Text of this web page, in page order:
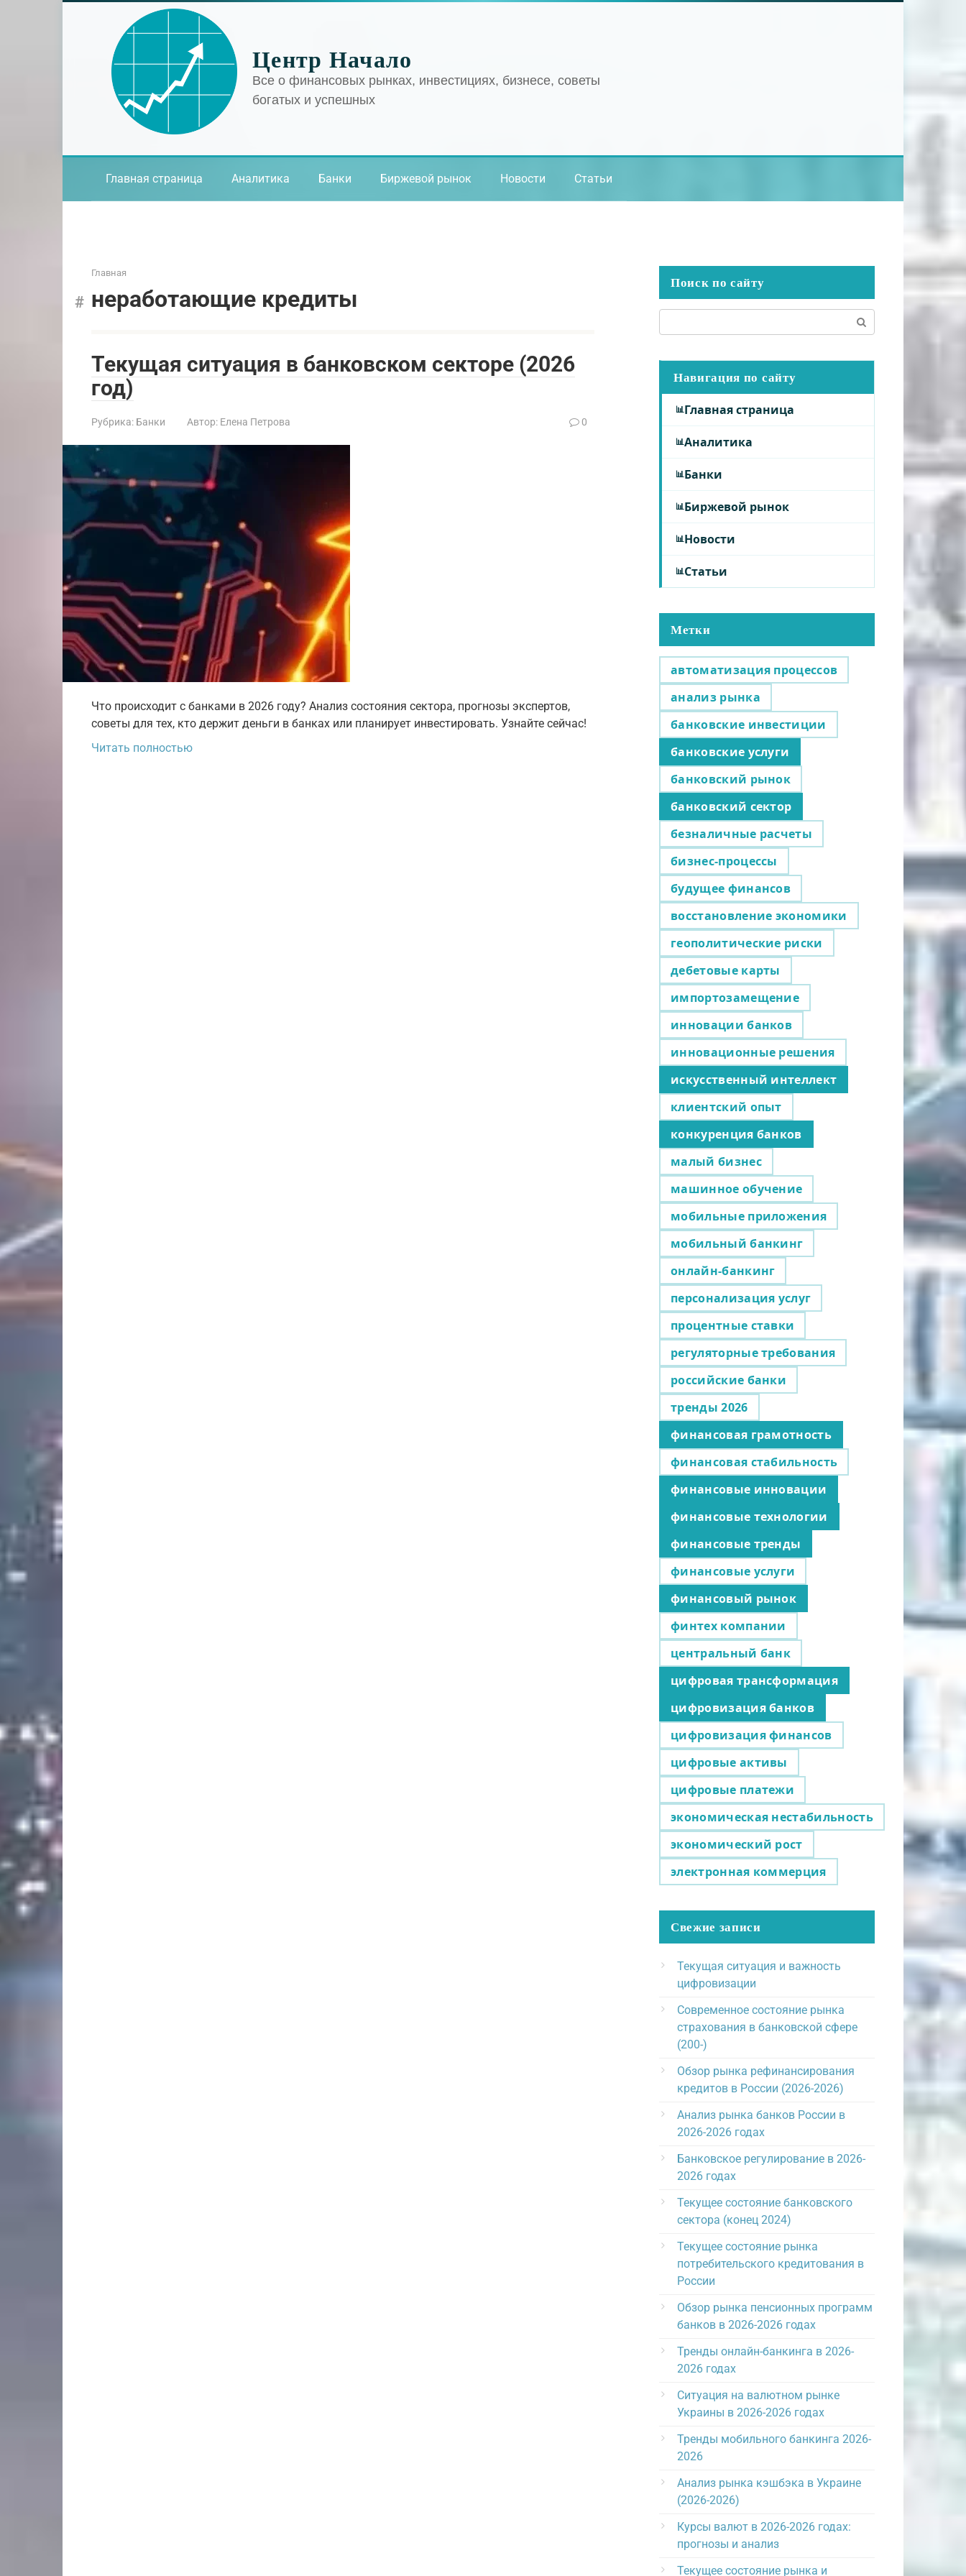
Центр Начало
Все о финансовых рынках, инвестициях, бизнесе, советы
богатых и успешных
Главная страница Аналитика Банки Биржевой рынок Новости Статьи
Главная
неработающие кредиты
Текущая ситуация в банковском секторе (2026
год)
Рубрика: Банки Автор: Елена Петрова 0
Что происходит с банками в 2026 году? Анализ состояния сектора, прогнозы экспертов,
советы для тех, кто держит деньги в банках или планирует инвестировать. Узнайте сейчас!
Читать полностью
Поиск по сайту
Навигация по сайту
Главная страница
Аналитика
Банки
Биржевой рынок
Новости
Статьи
Метки
автоматизация процессов
анализ рынка
банковские инвестиции
банковские услуги
банковский рынок
банковский сектор
безналичные расчеты
бизнес-процессы
будущее финансов
восстановление экономики
геополитические риски
дебетовые карты
импортозамещение
инновации банков
инновационные решения
искусственный интеллект
клиентский опыт
конкуренция банков
малый бизнес
машинное обучение
мобильные приложения
мобильный банкинг
онлайн-банкинг
персонализация услуг
процентные ставки
регуляторные требования
российские банки
тренды 2026
финансовая грамотность
финансовая стабильность
финансовые инновации
финансовые технологии
финансовые тренды
финансовые услуги
финансовый рынок
финтех компании
центральный банк
цифровая трансформация
цифровизация банков
цифровизация финансов
цифровые активы
цифровые платежи
экономическая нестабильность
экономический рост
электронная коммерция
Свежие записи
Текущая ситуация и важность
цифровизации
Современное состояние рынка
страхования в банковской сфере
(200-)
Обзор рынка рефинансирования
кредитов в России (2026-2026)
Анализ рынка банков России в
2026-2026 годах
Банковское регулирование в 2026-
2026 годах
Текущее состояние банковского
сектора (конец 2024)
Текущее состояние рынка
потребительского кредитования в
России
Обзор рынка пенсионных программ
банков в 2026-2026 годах
Тренды онлайн-банкинга в 2026-
2026 годах
Ситуация на валютном рынке
Украины в 2026-2026 годах
Тренды мобильного банкинга 2026-
2026
Анализ рынка кэшбэка в Украине
(2026-2026)
Курсы валют в 2026-2026 годах:
прогнозы и анализ
Текущее состояние рынка и